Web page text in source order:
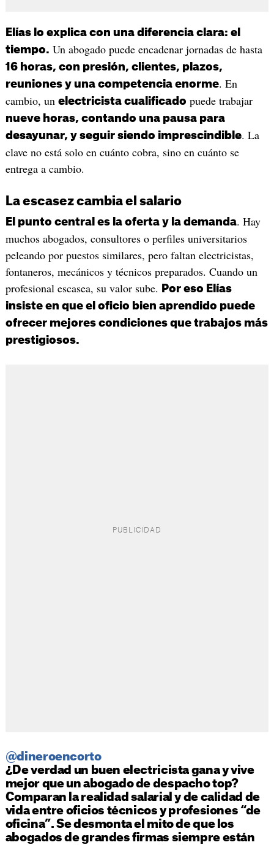
Elías lo explica con una diferencia clara: el
tiempo. Un abogado puede encadenar jornadas de hasta
16 horas, con presión, clientes, plazos,
reuniones y una competencia enorme. En
cambio, un electricista cualificado puede trabajar
nueve horas, contando una pausa para
desayunar, y seguir siendo imprescindible. La
clave no está solo en cuánto cobra, sino en cuánto se
entrega a cambio.
La escasez cambia el salario
El punto central es la oferta y la demanda. Hay
muchos abogados, consultores o perfiles universitarios
peleando por puestos similares, pero faltan electricistas,
fontaneros, mecánicos y técnicos preparados. Cuando un
profesional escasea, su valor sube.
Por eso Elías
insiste en que el oficio bien aprendido puede
ofrecer mejores condiciones que trabajos más
prestigiosos.
@dineroencorto
¿De verdad un buen electricista gana y vive
mejor que un abogado de despacho top?
Comparan la realidad salarial y de calidad de
vida entre oficios técnicos y profesiones “de
oficina”. Se desmonta el mito de que los
abogados de grandes firmas siempre están